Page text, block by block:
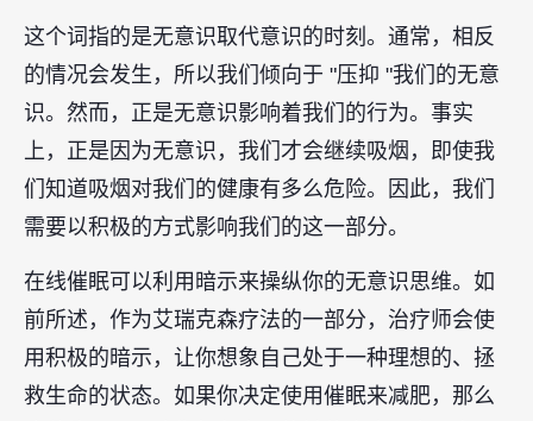
这个词指的是无意识取代意识的时刻。通常，相反
的情况会发生，所以我们倾向于 "压抑 "我们的无意
识。然而，正是无意识影响着我们的行为。事实
上，正是因为无意识，我们才会继续吸烟，即使我
们知道吸烟对我们的健康有多么危险。因此，我们
需要以积极的方式影响我们的这一部分。
在线催眠可以利用暗示来操纵你的无意识思维。如
前所述，作为艾瑞克森疗法的一部分，治疗师会使
用积极的暗示，让你想象自己处于一种理想的、拯
救生命的状态。如果你决定使用催眠来减肥，那么